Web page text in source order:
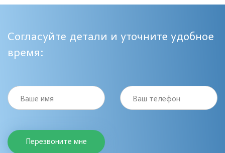
Согласуйте детали и уточните удобное
время:
Ваше имя Ваш телефон